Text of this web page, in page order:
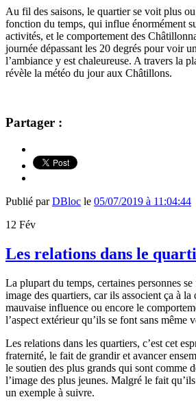
Au fil des saisons, le quartier se voit plus
fonction du temps, qui influe énormément
activités, et le comportement des
journée dépassant les 20 degrés pour voir
l’ambiance y est chaleureuse. A travers la
révèle la météo du jour aux Châtillons.
Partager :
Publié parDBloc le 05/07/2019 à 11:04:44
12 Fév
Les relations dans le
La plupart du temps, certaines personnes
image des quartiers, car ils associent ça à la
mauvaise influence ou encore le
l’aspect extérieur qu’ils se font sans même
Les relations dans les quartiers, c’est cet
fraternité, le fait de grandir et avancer
le soutien des plus grands qui sont comme
l’image des plus jeunes. Malgré le fait
un exemple à suivre.